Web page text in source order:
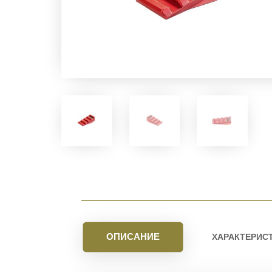
ОПИСАНИЕ